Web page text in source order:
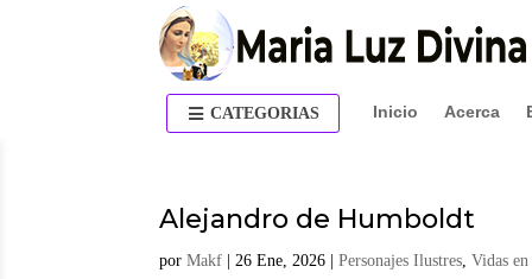
CATEGORIAS Inicio Acerca
Alejandro de Humboldt
porMakf |26 Ene, 2026 |Personajes Ilustres,Vidas